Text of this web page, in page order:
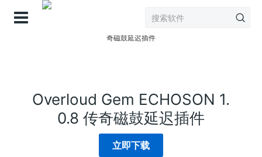
Overloud Gem ECHOSON 1.
0.8 传奇磁鼓延迟插件
立即下载